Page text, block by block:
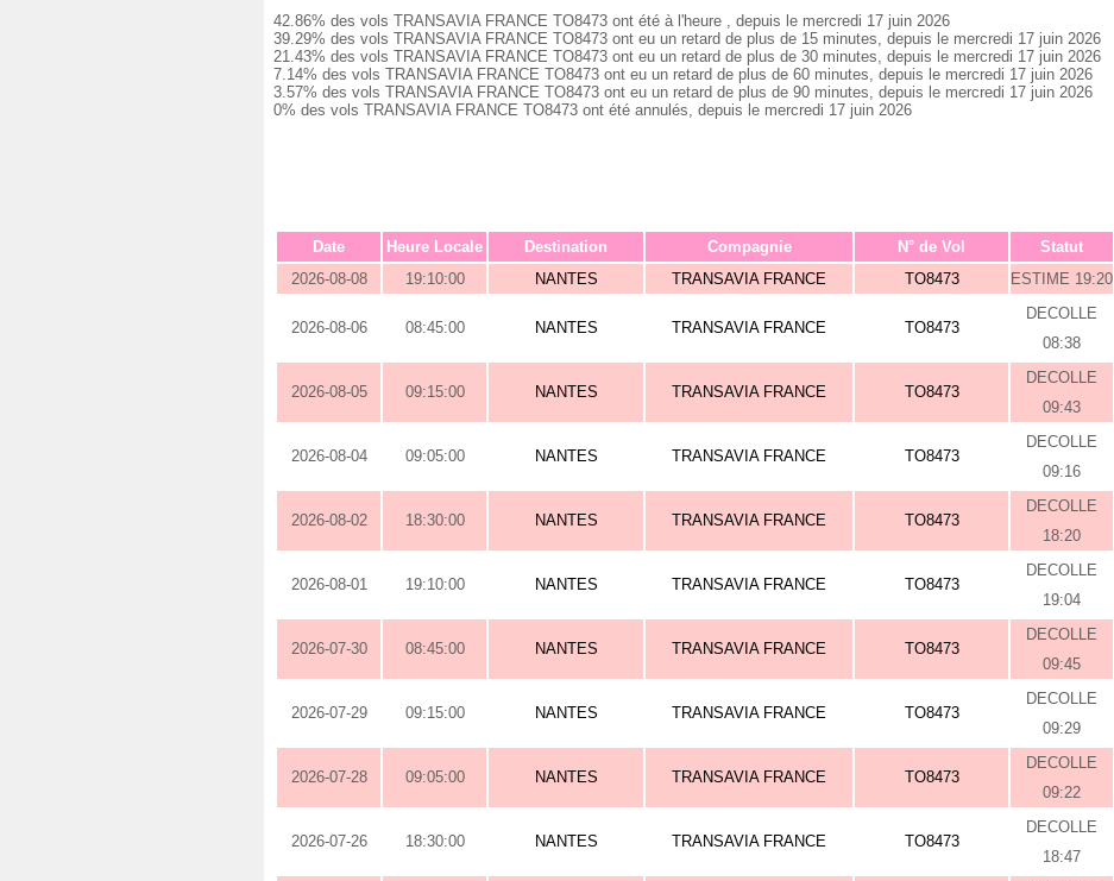
42.86% des vols TRANSAVIA FRANCE TO8473 ont été à l'heure , depuis le mercredi 17 juin 2026
39.29% des vols TRANSAVIA FRANCE TO8473 ont eu un retard de plus de 15 minutes, depuis le mercredi 17 juin 2026
21.43% des vols TRANSAVIA FRANCE TO8473 ont eu un retard de plus de 30 minutes, depuis le mercredi 17 juin 2026
7.14% des vols TRANSAVIA FRANCE TO8473 ont eu un retard de plus de 60 minutes, depuis le mercredi 17 juin 2026
3.57% des vols TRANSAVIA FRANCE TO8473 ont eu un retard de plus de 90 minutes, depuis le mercredi 17 juin 2026
0% des vols TRANSAVIA FRANCE TO8473 ont été annulés, depuis le mercredi 17 juin 2026
Date Heure Locale Destination Compagnie N° de Vol Statut
2026-08-08
19:10:00 NANTES TRANSAVIA FRANCE TO8473 ESTIME 19:20
2026-08-06 08:45:00 NANTES TRANSAVIA FRANCE TO8473
DECOLLE
08:38
2026-08-05 09:15:00 NANTES TRANSAVIA FRANCE TO8473
DECOLLE
09:43
2026-08-04 09:05:00 NANTES TRANSAVIA FRANCE TO8473
DECOLLE
09:16
2026-08-02 18:30:00 NANTES TRANSAVIA FRANCE TO8473
DECOLLE
18:20
2026-08-01 19:10:00 NANTES TRANSAVIA FRANCE TO8473
DECOLLE
19:04
2026-07-30 08:45:00 NANTES TRANSAVIA FRANCE TO8473
DECOLLE
09:45
2026-07-29 09:15:00 NANTES TRANSAVIA FRANCE TO8473
DECOLLE
09:29
2026-07-28 09:05:00 NANTES TRANSAVIA FRANCE TO8473
DECOLLE
09:22
2026-07-26 18:30:00 NANTES TRANSAVIA FRANCE TO8473
DECOLLE
18:47